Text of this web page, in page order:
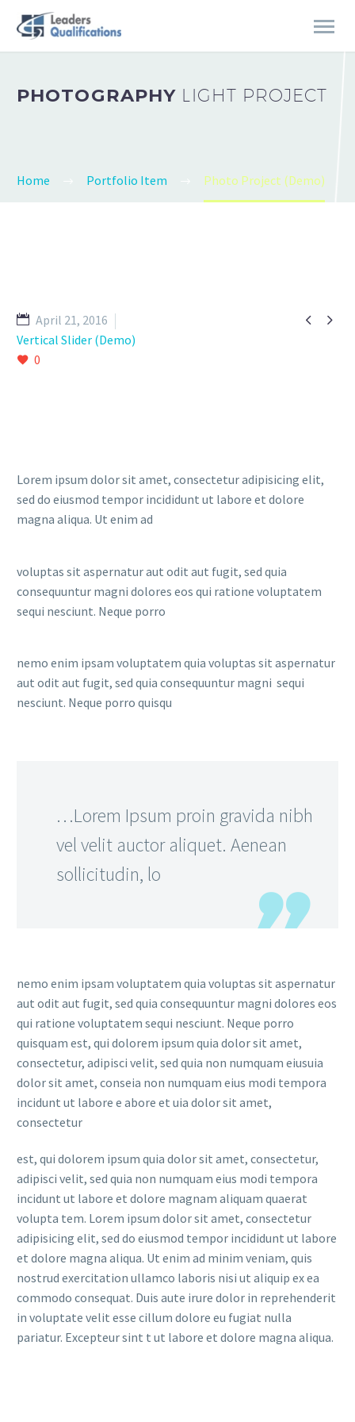
PHOTOGRAPHY LIGHT PROJECT
Home Portfolio Item Photo Project (Demo)
 
April 21, 2016
Vertical Slider (Demo)
0
Lorem ipsum dolor sit amet, consectetur adipisicing elit,
sed do eiusmod tempor incididunt ut labore et dolore
magna aliqua. Ut enim ad
voluptas sit aspernatur aut odit aut fugit, sed quia
consequuntur magni dolores eos qui ratione voluptatem
sequi nesciunt. Neque porro
nemo enim ipsam voluptatem quia voluptas sit aspernatur
aut odit aut fugit, sed quia consequuntur magni sequi
nesciunt. Neque porro quisqu
…Lorem Ipsum proin gravida nibh
vel velit auctor aliquet. Aenean
sollicitudin, lo
nemo enim ipsam voluptatem quia voluptas sit aspernatur
aut odit aut fugit, sed quia consequuntur magni dolores eos
qui ratione voluptatem sequi nesciunt. Neque porro
quisquam est, qui dolorem ipsum quia dolor sit amet,
consectetur, adipisci velit, sed quia non numquam eiusuia
dolor sit amet, conseia non numquam eius modi tempora
incidunt ut labore e abore et uia dolor sit amet,
consectetur
est, qui dolorem ipsum quia dolor sit amet, consectetur,
adipisci velit, sed quia non numquam eius modi tempora
incidunt ut labore et dolore magnam aliquam quaerat
volupta tem. Lorem ipsum dolor sit amet, consectetur
adipisicing elit, sed do eiusmod tempor incididunt ut labore
et dolore magna aliqua. Ut enim ad minim veniam, quis
nostrud exercitation ullamco laboris nisi ut aliquip ex ea
commodo consequat. Duis aute irure dolor in reprehenderit
in voluptate velit esse cillum dolore eu fugiat nulla
pariatur. Excepteur sint t ut labore et dolore magna aliqua.